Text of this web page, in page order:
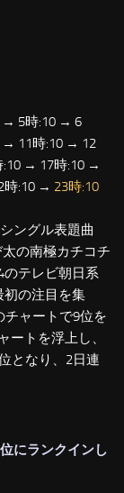
→ 5時:10 → 6
→ 11時:10 → 12
→ 17時:10 →
時:10 → 23時:10
ングル表題曲
の南極カチコチ
テレビ朝日系
初の注目を集
ャートで9位を
トを浮上し、
となり、2日連
にランクインし